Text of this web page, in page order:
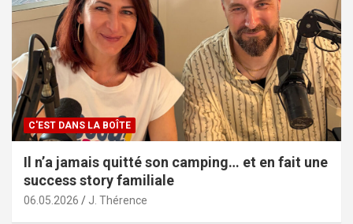
C'EST DANS LA BOÎTE
Il n’a jamais quitté son camping… et en fait une
success story familiale
06.05.2026 J. Thérence